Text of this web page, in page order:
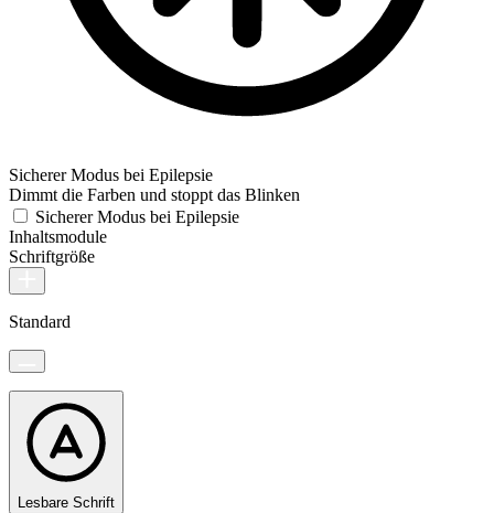
Sicherer Modus bei Epilepsie
Dimmt die Farben und stoppt das Blinken
Sicherer Modus bei Epilepsie
Inhaltsmodule
Schriftgröße
Standard
Lesbare Schrift